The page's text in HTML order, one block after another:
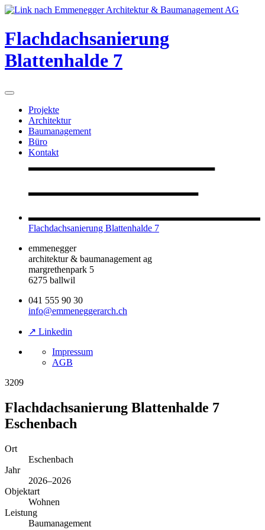
Flachdachsanierung
Blattenhalde 7
Projekte
Architektur
Baumanagement
Büro
Kontakt
Flachdachsanierung Blattenhalde 7
emmenegger
architektur & baumanagement ag
margrethenpark 5
6275 ballwil
041 555 90 30
info@emmeneggerarch.ch
↗ Linkedin
Impressum
AGB
3209
Flachdachsanierung Blattenhalde 7
Eschenbach
Ort
Eschenbach
Jahr
2026–2026
Objektart
Wohnen
Leistung
Baumanagement